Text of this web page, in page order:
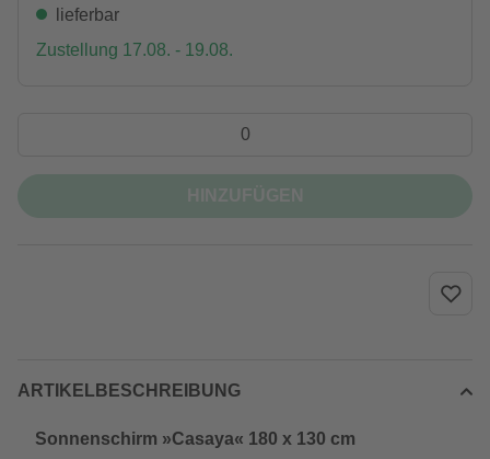
lieferbar
Zustellung 17.08. - 19.08.
ARTIKELBESCHREIBUNG
Sonnenschirm »Casaya« 180 x 130 cm